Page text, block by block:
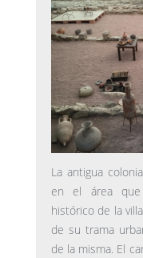
La antigua
en el área que
histórico de la
de su trama
de la misma. El